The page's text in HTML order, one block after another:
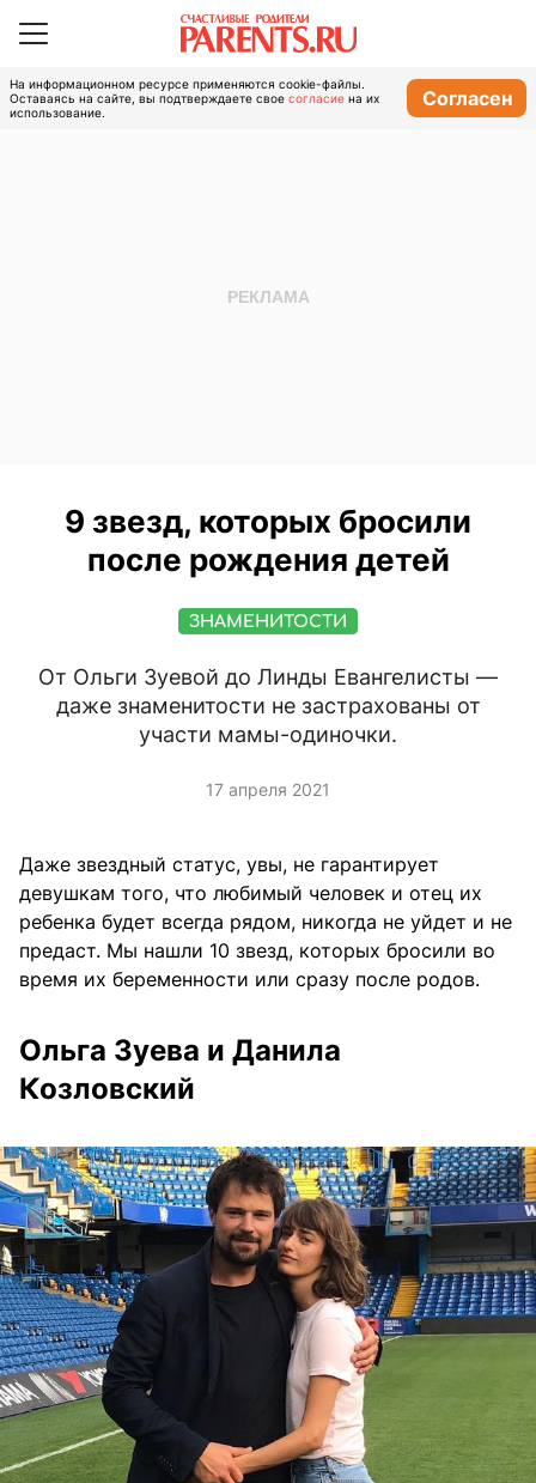
На информационном ресурсе применяются cookie-файлы.
Оставаясь на сайте, вы подтверждаете свое согласие на их
использование.
Согласен
9 звезд, которых бросили
после рождения детей
ЗНАМЕНИТОСТИ
От Ольги Зуевой до Линды Евангелисты —
даже знаменитости не застрахованы от
участи мамы-одиночки.
17 апреля 2021
Даже звездный статус, увы, не гарантирует
девушкам того, что любимый человек и отец их
ребенка будет всегда рядом, никогда не уйдет и не
предаст. Мы нашли 10 звезд, которых бросили во
время их беременности или сразу после родов.
Ольга Зуева и Данила
Козловский